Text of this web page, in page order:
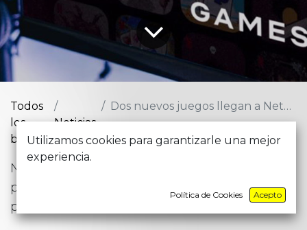
Todos
los
blogs
Noticias
Dos nuevos juegos llegan a Netflix: Arcanium Rise of Akhan y Krispee Street
Netflix ha lanzado dos nuevos juegos que
puedes probar desde ya mismo y que llegan
para agrandar su catálogo un poco más.
Utilizamos cookies para garantizarle una mejor
experiencia.
Política de Cookies Acepto